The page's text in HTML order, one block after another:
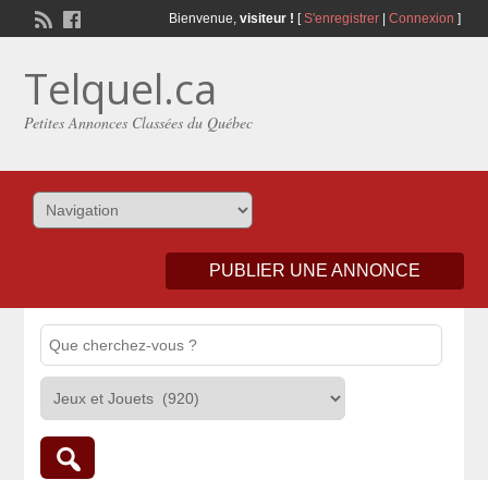
Bienvenue, visiteur ! [S'enregistrer| Connexion ]
Telquel.ca
Petites Annonces Classées du Québec
PUBLIER UNE ANNONCE